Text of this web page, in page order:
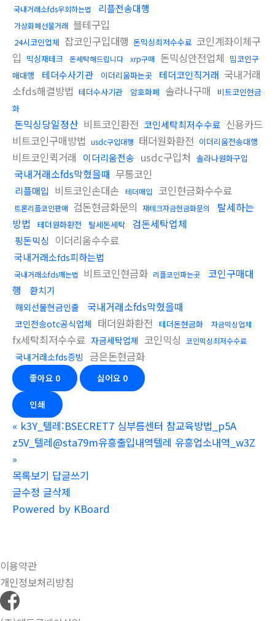
국내거래소fds우회하는법 리플전송대행
가상화폐선물거래 블테구입
24시코인업체 잡코인구입대행 돈믹싱최저수수료 코인계좌이체구
입 믹싱재테크 돈세탁해드립니다 xrp구매 돈믹싱안전업체 밈코인구
매대행
테더수사기관 이더리움파는곳 테더코인직거래 국내거래
소fds해결방법 테더수사기관 암호화폐 솔라나구매
비트코인현금
화
돈믹싱당일정산 비트코인환전 코인세탁최저수수료 신용카드
비트코인구매방법 usdc구입대행 태더원화환전 이더리움전송대행
비트코인퀵거래 이더리움전송 usdc구입처 솔라나원화구입
국내거래소fds막혔을때 무통코인
리플매입 비트코인손대손 테더매입 코인현금화수수료
트론리플코인판매 검돈현금화문의 재테크자금현금화문의
탈세하는
방법
테더원화환전 탈세돈세탁 검돈세탁업체
핑돈믹싱 이더리움수수료
국내거래소fds피하는법
국내거래소fds깨는법 비트코인현금화 리플코인파는곳
코인구매대
행
환치기
해외선물현금인출 국내거래소fds막혔을때
코인전송otc공식업체 태더원화환전 테더돈현금화 자금믹싱업체
fx세탁최저수수료 자금세탁업체 코인믹싱 코인믹싱최저수수료
국내거래소fds증빙 금은돈현금화
좋아요 0 싫어요 0
인쇄
« k3Y_텔레:BSECRET7 심부름센터 참교육방법_p5A
z5V_텔레@sta79m유흥출입내역텔레 유흥업소내역_w3Z
»
목록보기 답글쓰기
글수정 글삭제
Powered by KBoard
이용약관
개인정보처리방침